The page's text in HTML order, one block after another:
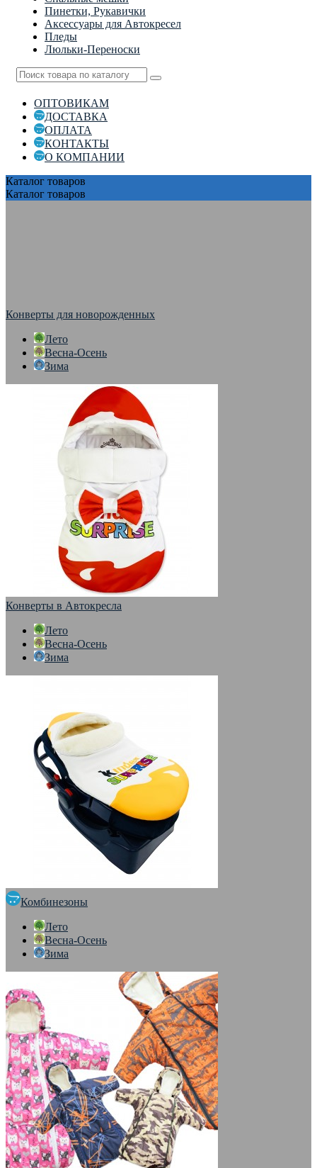
Пинетки, Рукавички
Аксессуары для Автокресел
Пледы
Люльки-Переноски
ОПТОВИКАМ
ДОСТАВКА
ОПЛАТА
КОНТАКТЫ
О КОМПАНИИ
Каталог товаров
Каталог товаров
Конверты для новорожденных
Лето
Весна-Осень
Зима
Конверты в Автокресла
Лето
Весна-Осень
Зима
Комбинезоны
Лето
Весна-Осень
Зима